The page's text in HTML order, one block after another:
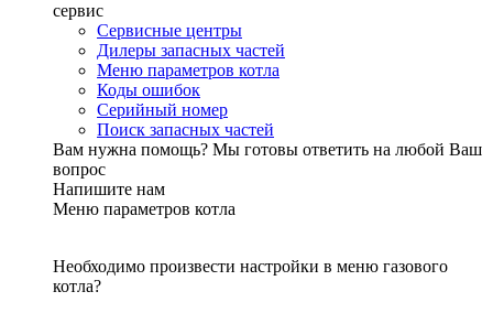
сервис
Сервисные центры
Дилеры запасных частей
Меню параметров котла
Коды ошибок
Серийный номер
Поиск запасных частей
Вам нужна помощь? Мы готовы ответить на любой Ваш
вопрос
Напишите нам
Меню параметров котла
Необходимо произвести настройки в меню газового
котла?